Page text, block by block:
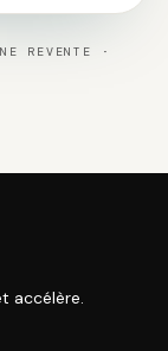
REVENTE ·
accélère.